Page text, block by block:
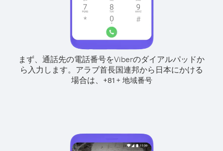
まず、通話先の電話番号をViberのダイアルパッドか
ら入力します。 アラブ首長国連邦から日本にかける
場合は、
+81+ 地域番号